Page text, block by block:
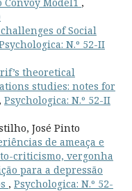
of Social
N.º 52-II
theoretical
studies: notes for
, Psychologica: N.º 52-II
José Pinto
de ameaça e
criticismo, vergonha
para a depressão
, Psychologica: N.º 52-